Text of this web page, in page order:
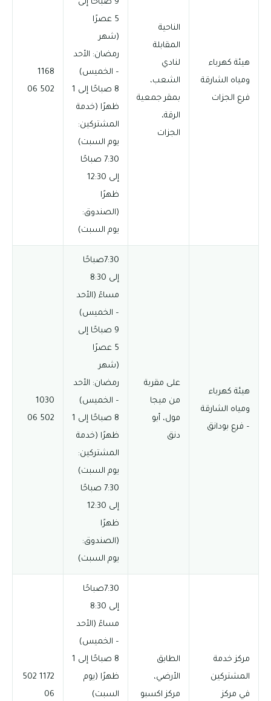
هيئة كهرباء
ومياه الشارقة
فرع الجزات
الناحية
المقابلة
لنادي
الشعب،
بمقر جمعية
الرقة،
الجزات
9 صباحًا إلى
5 عصرًا
(شهر
رمضان: الأحد
– الخميس)
8 صباحًا إلى 1
ظهرًا (خدمة
المشتركين:
يوم السبت)
7:30 صباحًا
إلى 12:30
ظهرًا
(الصندوق:
يوم السبت)
1168
502 06
هيئة كهرباء
ومياه الشارقة
– فرع بودانق
على مقربة
من ميجا
مول، أبو
دنق
7:30صباحًا
إلى 8:30
مساءً (الأحد
– الخميس)
9 صباحًا إلى
5 عصرًا
(شهر
رمضان: الأحد
– الخميس)
8 صباحًا إلى 1
ظهرًا (خدمة
المشتركين:
يوم السبت)
7:30 صباحًا
إلى 12:30
ظهرًا
(الصندوق:
يوم السبت)
1030
502 06
مركز خدمة
المشتركين
في مركز
الطابق
الأرضي،
مركز اكسبو
7:30صباحًا
إلى 8:30
مساءً (الأحد
– الخميس)
8 صباحًا إلى 1
ظهرًا (يوم
السبت)
1172 502
06